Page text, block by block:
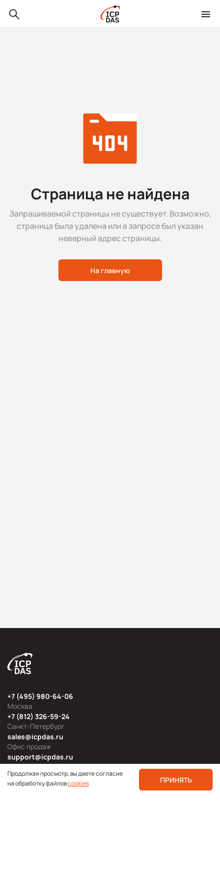
Страница не найдена
Запрашиваемой страницы не существует. Возможно,
страница была удалена или в запросе был указан
неверный адрес страницы.
На главную
Москва
+7 (495) 980-64-06
Офис продаж
sales@icpdas.ru
Санкт-Петербург
+7 (812) 326-59-24
Техническая поддержка
support@icpdas.ru
Продолжая просмотр, вы даете согласие
на обработку файловcookies ПРИНЯТЬ